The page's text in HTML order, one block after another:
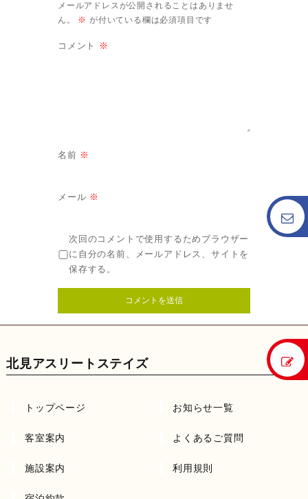
メールアドレスが公開されることはありませ
ん。
※ が付いている欄は必須項目です
コメント ※
名前 ※
メール ※
次回のコメントで使用するためブラウザー
に自分の名前、メールアドレス、サイトを
保存する。
北見アスリートステイズ
トップページ お知らせ一覧
客室案内 よくあるご質問
施設案内 利用規則